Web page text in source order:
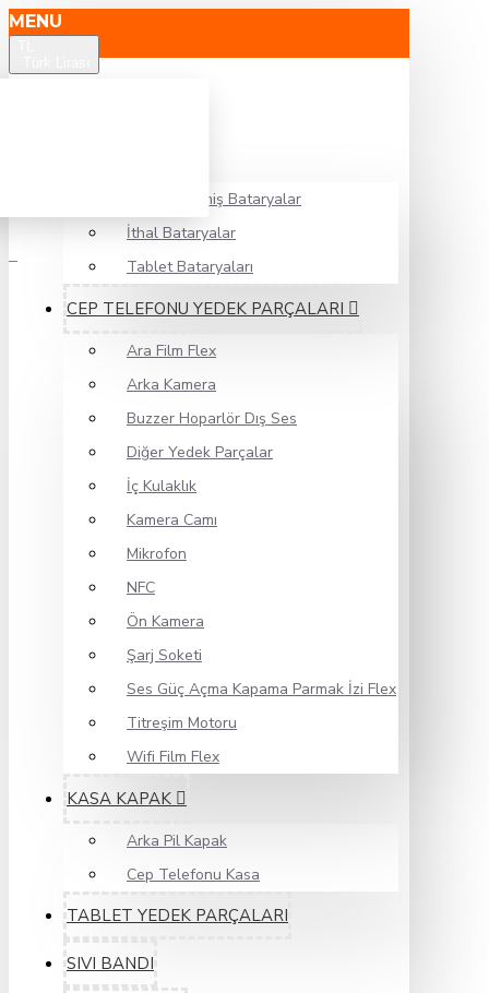
MENU
Güçlendirilmiş Bataryalar
İthal Bataryalar
Tablet Bataryaları
CEP TELEFONU YEDEK PARÇALARI
Ara Film Flex
Arka Kamera
Buzzer Hoparlör Dış Ses
Diğer Yedek Parçalar
İç Kulaklık
Kamera Camı
Mikrofon
NFC
Ön Kamera
Şarj Soketi
Ses Güç Açma Kapama Parmak İzi Flex
Titreşim Motoru
Wifi Film Flex
KASA KAPAK
Arka Pil Kapak
Cep Telefonu Kasa
TABLET YEDEK PARÇALARI
SIVI BANDI